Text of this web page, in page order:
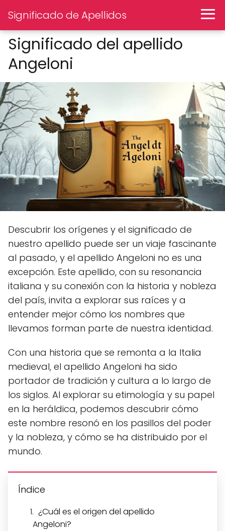
Significado de Apellidos
Significado del apellido
Angeloni
Descubrir los orígenes y el significado de
nuestro apellido puede ser un viaje fascinante
al pasado, y el apellido Angeloni no es una
excepción. Este apellido, con su resonancia
italiana y su conexión con la historia y nobleza
del país, invita a explorar sus raíces y a
entender mejor cómo los nombres que
llevamos forman parte de nuestra identidad.
Con una historia que se remonta a la Italia
medieval, el apellido Angeloni ha sido
portador de tradición y cultura a lo largo de
los siglos. Al explorar su etimología y su papel
en la heráldica, podemos descubrir cómo
este nombre resonó en los pasillos del poder
y la nobleza, y cómo se ha distribuido por el
mundo.
Índice
¿Cuál es el origen del apellido
Angeloni?